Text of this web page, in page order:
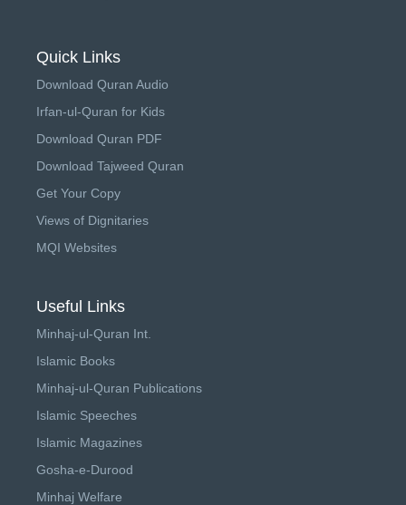
Quick Links
Download Quran Audio
Irfan-ul-Quran for Kids
Download Quran PDF
Download Tajweed Quran
Get Your Copy
Views of Dignitaries
MQI Websites
Useful Links
Minhaj-ul-Quran Int.
Islamic Books
Minhaj-ul-Quran Publications
Islamic Speeches
Islamic Magazines
Gosha-e-Durood
Minhaj Welfare